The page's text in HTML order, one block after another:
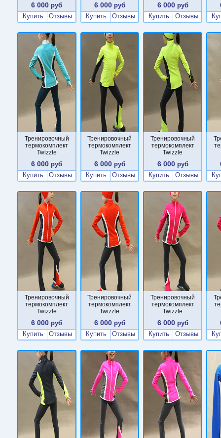
6 000 руб
Купить
Отзывы
6 000 руб
Купить
Отзывы
6 000руб
Купить
Отзывы
Тренировочный
термокомплект
Twizzle
6 000 руб
Купить
Отзывы
Тренировочный
термокомплект
Twizzle
6 000 руб
Купить
Отзывы
Тренировочный
термокомплект
Twizzle
6 000руб
Купить
Отзывы
Тренировочный
термокомплект
Twizzle
6 000 руб
Купить
Отзывы
Тренировочный
термокомплект
Twizzle
6 000 руб
Купить
Отзывы
Тренировочный
термокомплект
Twizzle
6 000руб
Купить
Отзывы